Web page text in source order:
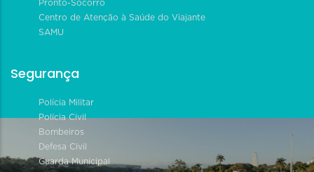
Pronto-Socorro
Centro de Atenção à Saúde do Viajante
SAMU
Segurança
Polícia Militar
Polícia Civil
Bombeiros
Defesa Civil
Guarda Municipal